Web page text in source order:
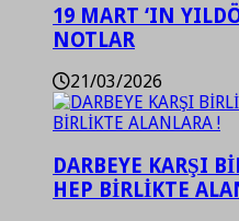
19 MART ‘IN
NOTLAR
21/03/2026
DARBEYE KARŞI
HEP BİRLİKTE